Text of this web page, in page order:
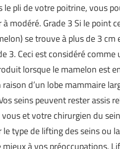
pli de votre poitrine, vous
modéré. Grade 3 Si le point
se trouve à plus de 3 cm
3. Ceci est considéré comme
lorsque le mamelon est
d’un lobe mammaire
seins peuvent rester assis
et votre chirurgien du
type de lifting des seins ou